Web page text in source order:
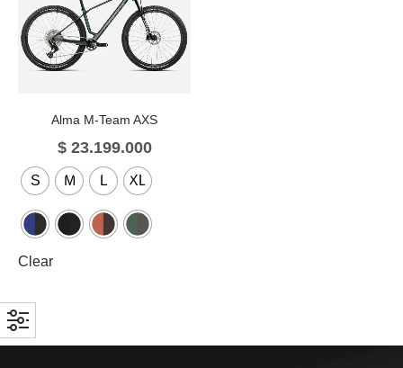
Alma M-Team AXS
$23.199.000
S M L XL
Clear